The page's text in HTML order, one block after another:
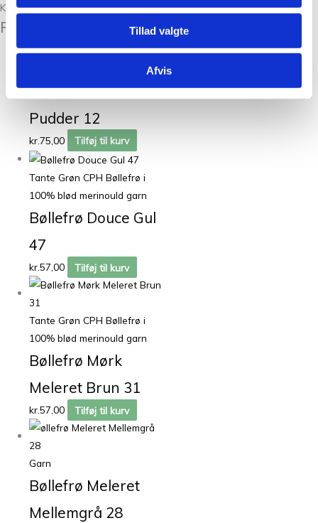
Tillad valgte
Afvis
Kunder købte også
Relaterede varer
Havblik Mørk
Pudder 12
kr.75,00 Tilføj til kurv
Tante Grøn CPH Bøllefrø i
100% blød merinould garn
Bøllefrø Douce Gul
47
kr.57,00 Tilføj til kurv
Tante Grøn CPH Bøllefrø i
100% blød merinould garn
Bøllefrø Mørk
Meleret Brun 31
kr.57,00 Tilføj til kurv
Garn
Bøllefrø Meleret
Mellemgrå 28